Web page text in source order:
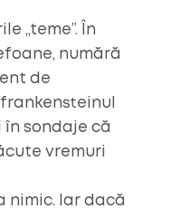
„teme”. În
numără
de
în sondaje că
vremuri
nimic. Iar dacă